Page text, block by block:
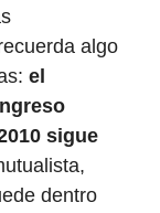
algo
el
sigue
dentro